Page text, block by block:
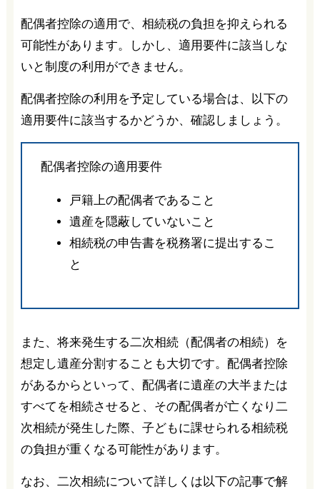
配偶者控除の適用で、相続税の負担を抑えられる
可能性があります。しかし、適用要件に該当しな
いと制度の利用ができません。
配偶者控除の利用を予定している場合は、以下の
適用要件に該当するかどうか、確認しましょう。
配偶者控除の適用要件
戸籍上の配偶者であること
遺産を隠蔽していないこと
相続税の申告書を税務署に提出するこ
と
また、将来発生する二次相続（配偶者の相続）を
想定し遺産分割することも大切です。配偶者控除
があるからといって、配偶者に遺産の大半または
すべてを相続させると、その配偶者が亡くなり二
次相続が発生した際、子どもに課せられる相続税
の負担が重くなる可能性があります。
なお、二次相続について詳しくは以下の記事で解